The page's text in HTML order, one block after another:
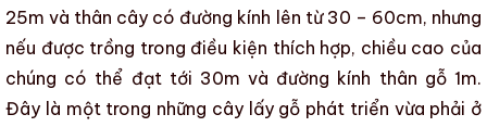
25m và thân cây có đường kính lên từ 30 – 60cm, nhưng
nếu được trồng trong điều kiện thích hợp, chiều cao của
chúng có thể đạt tới 30m và đường kính thân gỗ 1m.
Đây là một trong những cây lấy gỗ phát triển vừa phải ở